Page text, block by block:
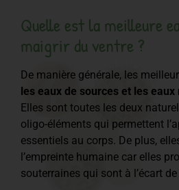
Quelle est la meilleure
maigrir du ventre ?
De manière générale, les
les eaux de sources et les
Elles sont toutes les deux
oligo-éléments qui permettent
essentiels au corps. De plus,
l’empreinte humaine car elles
souterraines qui sont à l’écart